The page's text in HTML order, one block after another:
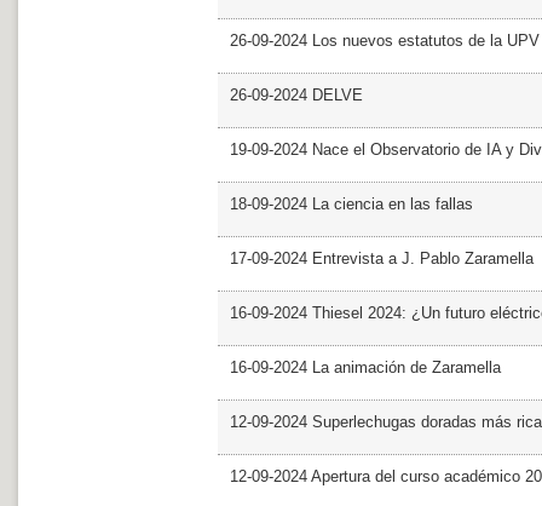
26-09-2024 Los nuevos estatutos de la
26-09-2024 DELVE
19-09-2024 Nace el Observatorio de IA y
18-09-2024 La ciencia en las fallas
17-09-2024 Entrevista a J. Pablo Zaramella
16-09-2024 Thiesel 2024: ¿Un futuro
16-09-2024 La animación de Zaramella
12-09-2024 Superlechugas doradas más
12-09-2024 Apertura del curso académico